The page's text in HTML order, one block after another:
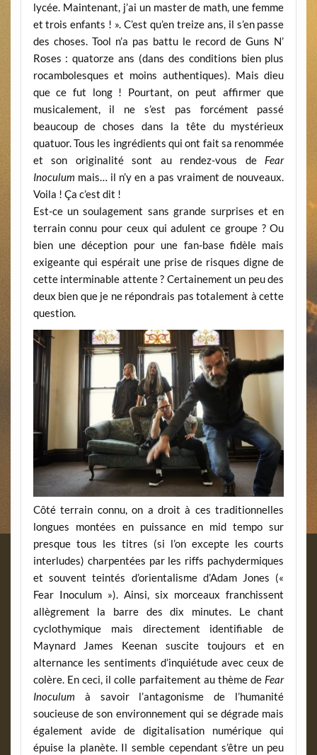
lycée. Maintenant, j’ai un master de math, une femme
et trois enfants ! ». C’est qu’en treize ans, il s’en passe
des choses. Tool n’a pas battu le record de Guns N’
Roses : quatorze ans (dans des conditions bien plus
rocambolesques et moins authentiques). Mais dieu
que ce fut long ! Pourtant, on peut affirmer que
musicalement, il ne s’est pas forcément passé
beaucoup de choses dans la tête du mystérieux
quatuor. Tous les ingrédients qui ont fait sa renommée
et son originalité sont au rendez-vous de Fear
Inoculum mais… il n’y en a pas vraiment de nouveaux.
Voila ! Ça c’est dit !
Est-ce un soulagement sans grande surprises et en
terrain connu pour ceux qui adulent ce groupe ? Ou
bien une déception pour une fan-base fidèle mais
exigeante qui espérait une prise de risques digne de
cette interminable attente ? Certainement un peu des
deux bien que je ne répondrais pas totalement à cette
question.
Côté terrain connu, on a droit à ces traditionnelles
longues montées en puissance en mid tempo sur
presque tous les titres (si l’on excepte les courts
interludes) charpentées par les riffs pachydermiques
et souvent teintés d’orientalisme d’Adam Jones («
Fear Inoculum »). Ainsi, six morceaux franchissent
allègrement la barre des dix minutes. Le chant
cyclothymique mais directement identifiable de
Maynard James Keenan suscite toujours et en
alternance les sentiments d’inquiétude avec ceux de
colère. En ceci, il colle parfaitement au thème de Fear
Inoculum à savoir l’antagonisme de l’humanité
soucieuse de son environnement qui se dégrade mais
également avide de digitalisation numérique qui
épuise la planète. Il semble cependant s’être un peu